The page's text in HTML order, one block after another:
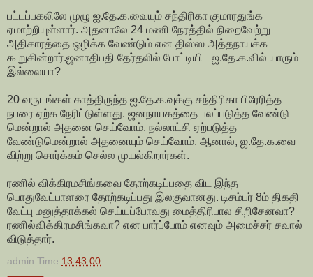
பட்டப்பகலிலே முழு ஐ.தே.க.வையும் சந்திரிகா குமாரதுங்க
ஏமாற்றியுள்ளார். அதனாலே 24 மணி நேரத்தில் நிறைவேற்று
அதிகாரத்தை ஒழிக்க வேண்டும் என திஸ்ஸ அத்தநாயக்க
கூறுகின்றார்.ஜனாதிபதி தேர்தலில் போட்டியிட ஐ.தே.க.வில் யாரும்
இல்லையா?
20 வருடங்கள் காத்திருந்த ஐ.தே.க.வுக்கு சந்திரிகா பிரேரித்த
நபரை ஏற்க நேரிட்டுள்ளது. ஜனநாயகத்தை பலப்படுத்த வேண்டு
மென்றால் அதனை செய்வோம். நல்லாட்சி ஏற்படுத்த
வேண்டுமென்றால் அதனையும் செய்வோம். ஆனால், ஐ.தே.க.வை
விற்று சொர்க்கம் செல்ல முயல்கிறார்கள்.
ரணில் விக்கிரமசிங்கவை தோற்கடிப்பதை விட இந்த
பொதுவேட்பாளரை தோற்கடிப்பது இலகுவானது. டிசம்பர் 8ம் திகதி
வேட்பு மனுத்தாக்கல் செய்யப்போவது மைத்திரிபால சிறிசேனவா?
ரணில்விக்கிரமசிங்கவா? என பார்ப்போம் எனவும் அமைச்சர் சவால்
விடுத்தார்.
admin Time 13:43:00